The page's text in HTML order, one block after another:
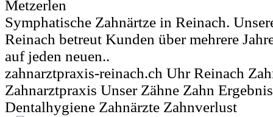
Metzerlen
Symphatische Zahnärtze in Reinach.
Reinach betreut Kunden über mehrere
auf jeden neuen..
zahnarztpraxis-reinach.ch Uhr Reinach
Zahnarztpraxis Unser Zähne Zahn
Dentalhygiene Zahnärzte Zahnverlust